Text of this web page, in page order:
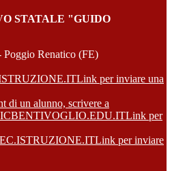
STATALE "GUIDO
Renatico (FE)
Link per inviare una
di un alunno, scrivere a
Link per
Link per inviare